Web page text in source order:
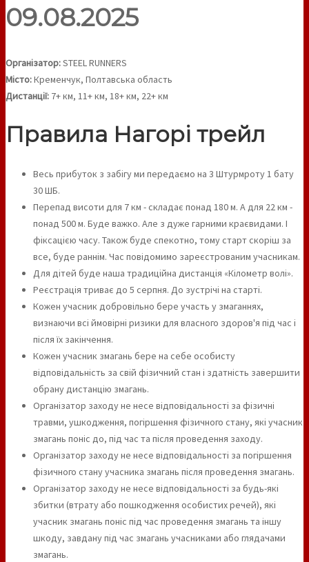
09.08.2025
Організатор:STEEL RUNNERS
Місто:Кременчук, Полтавська область
Дистанції: 7+ км, 11+ км, 18+ км, 22+ км
Правила Нагорі трейл
Весь прибуток з забігу ми передаємо на 3 Штурмроту 1 бату
30 ШБ.
Перепад висоти для 7 км - складає понад 180 м. А для 22 км -
понад 500 м. Буде важко. Але з дуже гарними краєвидами. І
фіксацією часу. Також буде спекотно, тому старт скоріш за
все, буде раннім. Час повідомимо зареєстрованим учасникам.
Для дітей буде наша традиційна дистанція «Кілометр волі».
Реєстрація триває до 5 серпня. До зустрічі на старті.
Кожен учасник добровільно бере участь у змаганнях,
визнаючи всі ймовірні ризики для власного здоров'я під час і
після їх закінчення.
Кожен учасник змагань бере на себе особисту
відповідальність за свій фізичний стан і здатність завершити
обрану дистанцію змагань.
Організатор заходу не несе відповідальності за фізичні
травми, ушкодження, погіршення фізичного стану, які учасник
змагань поніс до, під час та після проведення заходу.
Організатор заходу не несе відповідальності за погіршення
фізичного стану учасника змагань після проведення змагань.
Організатор заходу не несе відповідальності за будь-які
збитки (втрату або пошкодження особистих речей), які
учасник змагань поніс під час проведення змагань та іншу
шкоду, завдану під час змагань учасниками або глядачами
змагань.